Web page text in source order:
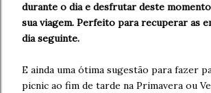
durante o dia e desfrutar deste
sua viagem. Perfeito para recuperar as
dia seguinte.
E ainda uma ótima sugestão para fazer
picnic ao fim de tarde na Primavera ou